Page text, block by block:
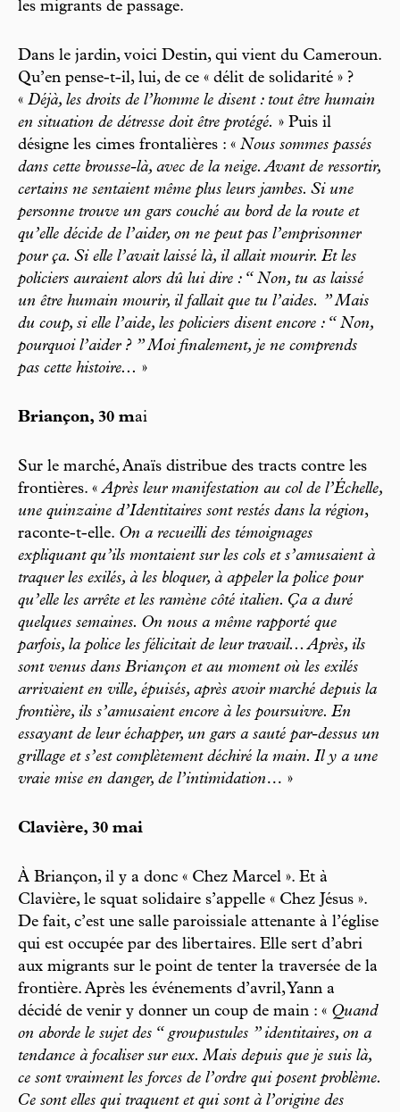
les migrants de passage.
Dans le jardin, voici Destin, qui vient du Cameroun.
Qu’en pense-t-il, lui, de ce « délit de solidarité » ?
« Déjà, les droits de l’homme le disent : tout être humain
en situation de détresse doit être protégé. » Puis il
désigne les cimes frontalières : « Nous sommes passés
dans cette brousse-là, avec de la neige. Avant de ressortir,
certains ne sentaient même plus leurs jambes. Si une
personne trouve un gars couché au bord de la route et
qu’elle décide de l’aider, on ne peut pas l’emprisonner
pour ça. Si elle l’avait laissé là, il allait mourir. Et les
policiers auraient alors dû lui dire : “ Non, tu as laissé
un être humain mourir, il fallait que tu l’aides. ” Mais
du coup, si elle l’aide, les policiers disent encore : “ Non,
pourquoi l’aider ? ” Moi finalement, je ne comprends
pas cette histoire... »
Briançon, 30 mai
Sur le marché, Anaïs distribue des tracts contre les
frontières. «Après leur manifestation au col de l’Échelle,
une quinzaine d’Identitaires sont restés dans la région,
raconte-t-elle. On a recueilli des témoignages
expliquant qu’ils montaient sur les cols et s’amusaient à
traquer les exilés, à les bloquer, à appeler la police pour
qu’elle les arrête et les ramène côté italien. Ça a duré
quelques semaines. On nous a même rapporté que
parfois, la police les félicitait de leur travail... Après, ils
sont venus dans Briançon et au moment où les exilés
arrivaient en ville, épuisés, après avoir marché depuis la
frontière, ils s’amusaient encore à les poursuivre. En
essayant de leur échapper, un gars a sauté par-dessus un
grillage et s’est complètement déchiré la main. Il y a une
vraie mise en danger, de l’intimidation… »
Clavière, 30 mai
À Briançon, il y a donc « Chez Marcel ». Et à
Clavière, le squat solidaire s’appelle « Chez Jésus ».
De fait, c’est une salle paroissiale attenante à l’église
qui est occupée par des libertaires. Elle sert d’abri
aux migrants sur le point de tenter la traversée de la
frontière. Après les événements d’avril, Yann a
décidé de venir y donner un coup de main : « Quand
on aborde le sujet des “ groupustules ” identitaires, on a
tendance à focaliser sur eux. Mais depuis que je suis là,
ce sont vraiment les forces de l’ordre qui posent problème.
Ce sont elles qui traquent et qui sont à l’origine des